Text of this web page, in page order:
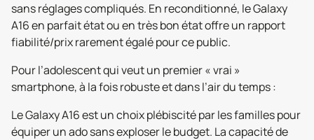
sans réglages compliqués. En reconditionné, le Galaxy
A16 en parfait état ou en très bon état offre un rapport
fiabilité/prix rarement égalé pour ce public.
Pour l’adolescent qui veut un premier « vrai »
smartphone, à la fois robuste et dans l’air du temps :
Le Galaxy A16 est un choix plébiscité par les familles pour
équiper un ado sans exploser le budget. La capacité de